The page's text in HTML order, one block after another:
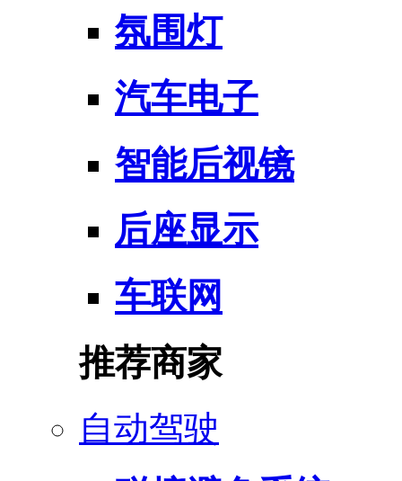
氛围灯
汽车电子
智能后视镜
后座显示
车联网
推荐商家
自动驾驶